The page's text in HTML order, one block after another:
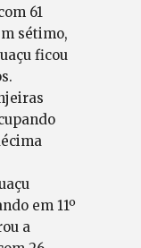
61
sétimo,
ficou
em 11º
a